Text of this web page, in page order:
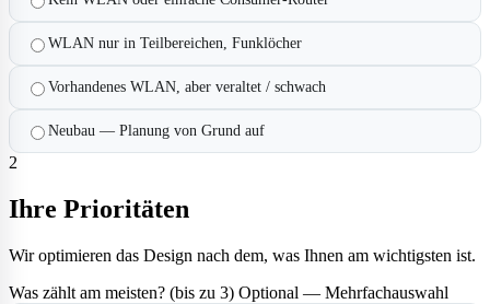
WLAN nur in Teilbereichen, Funklöcher
Vorhandenes WLAN, aber veraltet / schwach
Neubau — Planung von Grund auf
2
Ihre Prioritäten
Wir optimieren das Design nach dem, was Ihnen am wichtigsten ist.
Was zählt am meisten? (bis zu 3) Optional — Mehrfachauswahl